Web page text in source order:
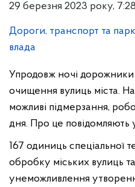
29 березня 2023 року, 7:28
Дороги, транспорт та
влада
Упродовж ночі
очищення вулиць міста.
можливі підмерзання,
дня. Про це повідомляють
167 одиниць спеціальної
обробку міських вулиць
унеможливлення